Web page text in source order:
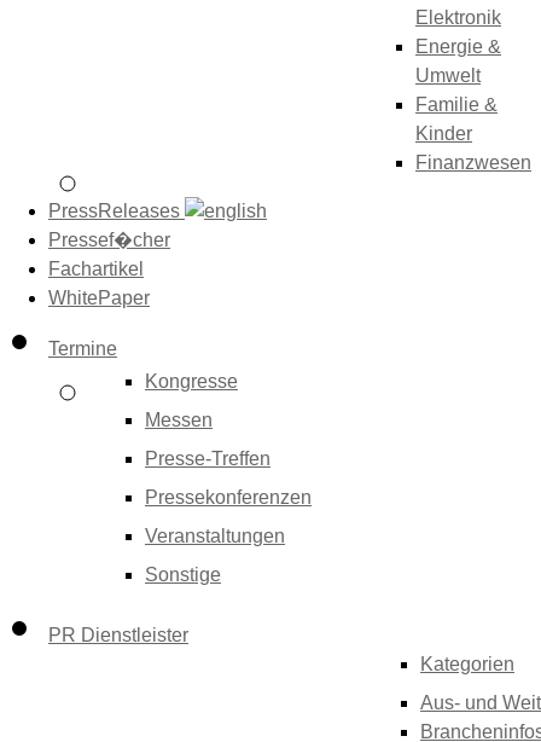
Elektronik
Energie &
Umwelt
Familie &
Kinder
Finanzwesen
PressReleases
Pressef�cher
Fachartikel
WhitePaper
Termine
Kongresse
Messen
Presse-Treffen
Pressekonferenzen
Veranstaltungen
Sonstige
PR Dienstleister
Kategorien
Aus- und